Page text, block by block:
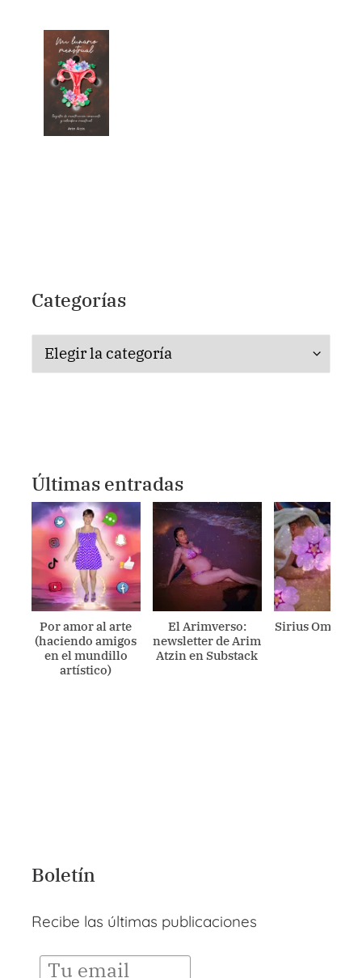
Categorías
Categorías
Últimas entradas
Por amor al arte
(haciendo amigos
en el mundillo
artístico)
El Arimverso:
newsletter de Arim
Atzin en Substack
Sirius
Boletín
Recibe las últimas publicaciones